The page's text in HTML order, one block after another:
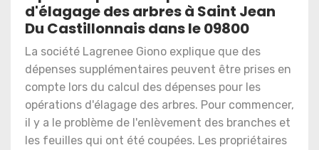
d'élagage des arbres à Saint Jean
Du Castillonnais dans le 09800
La société Lagrenee Giono explique que des
dépenses supplémentaires peuvent être prises en
compte lors du calcul des dépenses pour les
opérations d'élagage des arbres. Pour commencer,
il y a le problème de l'enlèvement des branches et
les feuilles qui ont été coupées. Les propriétaires